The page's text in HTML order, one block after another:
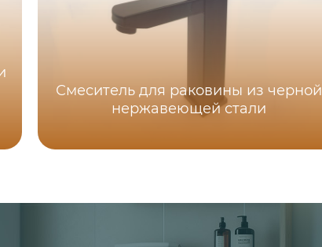
Смеситель для раковины из черной
нержавеющей стали